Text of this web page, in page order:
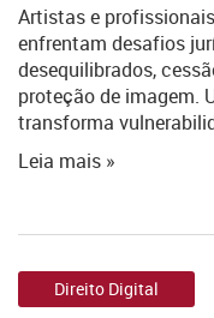
Artistas e
enfrentam desafios
desequilibrados,
proteção de imagem.
transforma
Leia mais »
Direito Digital